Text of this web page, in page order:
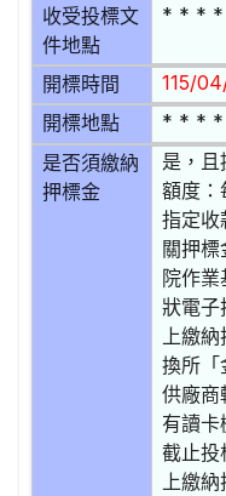
收受投標文
件地點
* * *
開標時間 115/
開標地點 * * *
是否須繳納
押標金
是，
額度：
指定收
關押
院作
狀電子
上繳
換所「
供廠商
有讀
截止投
上繳